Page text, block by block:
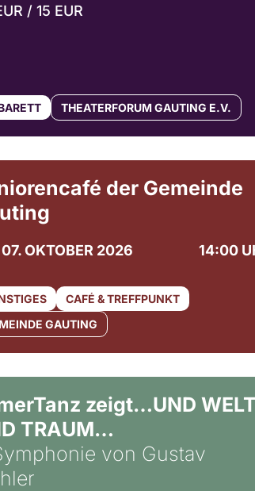
/ 15 EUR
THEATERFORUM GAUTING E.V.
der Gemeinde
OKTOBER 2026 14:00
CAFÉ & TREFFPUNKT
GAUTING
zeigt…UND WELT
TRAUM…
von Gustav